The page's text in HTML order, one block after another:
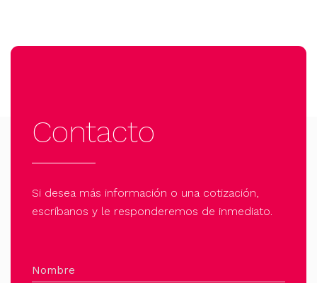
Contacto
Si desea más información o una cotización,
escríbanos y le responderemos de inmediato.
Nombre